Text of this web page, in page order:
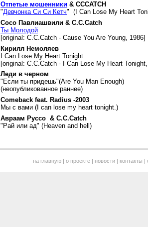
Отпетые мошенники & CCCATCH
"Девчонка Си Си Кетч" (I Can Lose My Heart
Сосо Павлиашвили & C.C.Catch
Ты Молодой
[original: C.C.Catch - Cause You Are Young, 1986]
Кирилл Немоляев
I Can Lose My Heart Tonight
[original: C.C.Catch - I Can Lose My Heart
Леди в черном
"Если ты придешь"(Are You Man Enough)
(неопубликованное раннее)
Comeback feat. Radius -2003
Мы с вами (I can lose my heart tonight.)
Авраам Руссо & C.C.Catch
"Рай или ад" (Heaven and hell)
на главную| о проекте| новости| контакты |